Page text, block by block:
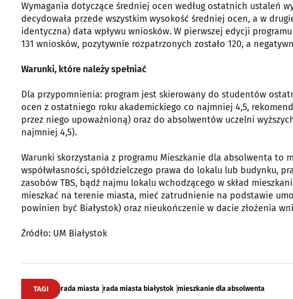
Wymagania dotyczące średniej ocen według ostatnich ustaleń
decydowała przede wszystkim wysokość średniej ocen, a w
identyczna) data wpływu wniosków. W pierwszej edycji
131 wniosków, pozytywnie rozpatrzonych zostało 120, a
Warunki, które należy spełniać
Dla przypomnienia: program jest skierowany do studentów
ocen z ostatniego roku akademickiego co najmniej 4,5,
przez niego upoważnioną) oraz do absolwentów uczelni
najmniej 4,5).
Warunki skorzystania z programu Mieszkanie dla absolwenta to
współwłasności, spółdzielczego prawa do lokalu lub budynku,
zasobów TBS, bądź najmu lokalu wchodzącego w skład
mieszkać na terenie miasta, mieć zatrudnienie na podstawie
powinien być Białystok) oraz nieukończenie w dacie złożenia
Źródło: UM Białystok
TAGI rada miasta rada miasta białystok mieszkanie dla absolwenta